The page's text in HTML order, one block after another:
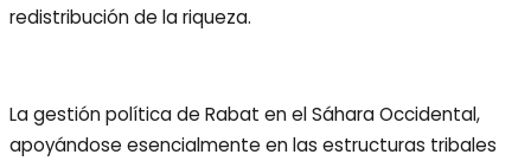
redistribución de la riqueza.
La gestión política de Rabat en el Sáhara Occidental,
apoyándose esencialmente en las estructuras tribales